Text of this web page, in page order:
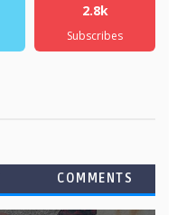
2.8k
Subscribes
COMMENTS